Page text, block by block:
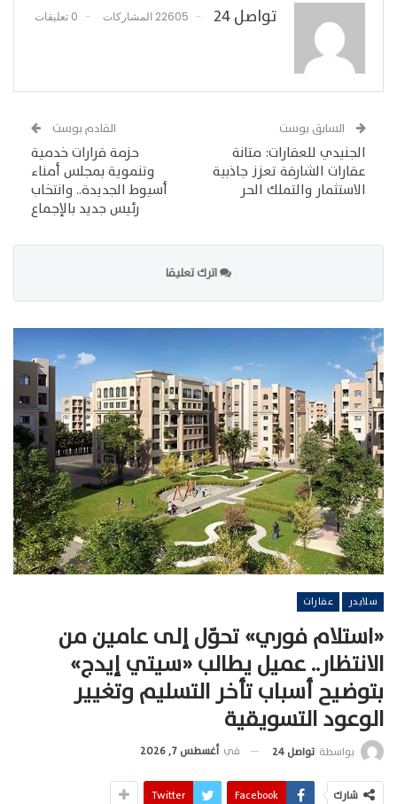
تواصل 24 22605 المشاركات 0 تعليقات
السابق بوست
الجنيدي للعقارات: متانة
عقارات الشارقة تعزز جاذبية
الاستثمار والتملك الحر
القادم بوست
حزمة قرارات خدمية
وتنموية بمجلس أمناء
أسيوط الجديدة.. وانتخاب
رئيس جديد بالإجماع
اترك تعليقا
سلايدر عقارات
«استلام فوري» تحوّل إلى عامين من
الانتظار.. عميل يطالب «سيتي إيدج»
بتوضيح أسباب تأخر التسليم وتغيير
الوعود التسويقية
بواسطة تواصل 24 في أغسطس 7, 2026
شارك Facebook
Twitter